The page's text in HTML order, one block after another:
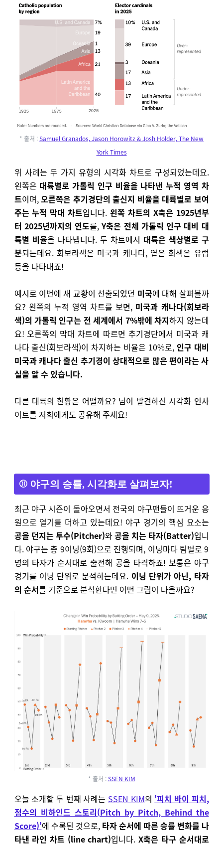
* 출처 :Samuel Granados, Jason Horowitz & Josh Holder, The New
York Times
위 사례는 두 가지 유형의 시각화 차트로 구성되었는데요.
왼쪽은 대륙별로 가톨릭 인구 비율을 나타낸 누적 영역 차
트이며,오른쪽은 추기경단의 출신지 비율을 대륙별로 보여
주는 누적 막대 차트입니다. 왼쪽 차트의 X축은 1925년부
터 2025년까지의 연도를,Y축은 전체 가톨릭 인구 대비 대
륙별 비율을 나타냅니다. 두 차트에서 대륙은 색상별로 구
분되는데요. 회보라색은 미국과 캐나다, 옅은 회색은 유럽
등을 나타내죠!
예시로 이번에 새 교황이 선출되었던 미국에 대해 살펴볼까
요? 왼쪽의 누적 영역 차트를 보면, 미국과 캐나다(회보라
색)의 가톨릭 인구는 전 세계에서 7%밖에 차지하지 않는데
요! 오른쪽의 막대 차트에 따르면 추기경단에서 미국과 캐
나다 출신(회보라색)이 차지하는 비율은 10%로, 인구 대비
미국과 캐나다 출신 추기경이 상대적으로 많은 편이라는 사
실을 알 수 있습니다.
다른 대륙의 현황은 어떨까요? 님이 발견하신 시각화 인사
이트를 저희에게도 공유해 주세요!
⚾ 야구의 승률, 시각화로 살펴보자!
최근 야구 시즌이 돌아오면서 전국의 야구팬들이 뜨거운 응
원으로 열기를 더하고 있는데요! 야구 경기의 핵심 요소는
공을 던지는 투수(Pitcher)와공을 치는 타자(Batter)입니
다. 야구는 총 9이닝(9회)으로 진행되며, 이닝마다 팀별로 9
명의 타자가 순서대로 출전해 공을 타격하죠! 보통은 야구
경기를 이닝 단위로 분석하는데요. 이닝 단위가 아닌, 타자
의 순서를 기준으로 분석한다면 어떤 그림이 나올까요?
* 출처 :SSEN KIM
오늘 소개할 두 번째 사례는 SSEN KIM의 '피치 바이 피치,
점수의 비하인드 스토리(Pitch by Pitch, Behind the
Score)'에 수록된 것으로, 타자 순서에 따른 승률 변화를 나
타낸 라인 차트 (line chart)입니다.X축은 타구 순서대로